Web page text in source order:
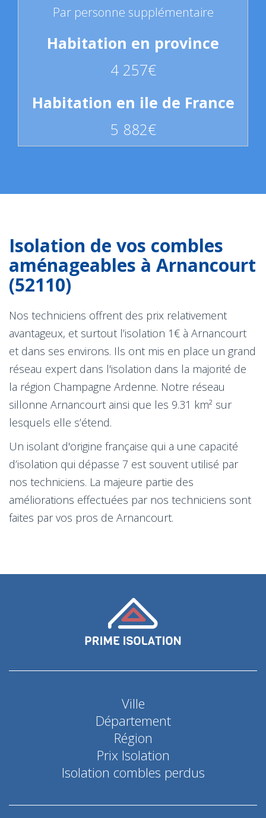
Par personne supplémentaire
4 257€
5 882€
Isolation de vos combles
aménageables à Arnancourt
(52110)
Nos techniciens offrent des prix relativement
avantageux, et surtout l’isolation 1€ à Arnancourt
et dans ses environs. Ils ont mis en place un grand
réseau expert dans l'isolation dans la majorité de
la région Champagne Ardenne. Notre réseau
sillonne Arnancourt ainsi que les 9.31 km² sur
lesquels elle s’étend.
Un isolant d'origine française qui a une capacité
d’isolation qui dépasse 7 est souvent utilisé par
nos techniciens. La majeure partie des
améliorations effectuées par nos techniciens sont
faites par vos pros de Arnancourt.
Ville
Département
Région
Prix Isolation
Isolation combles perdus